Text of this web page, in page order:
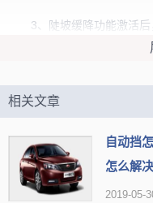
3、陡坡缓降功能激活
度的控制范围为2~30km/h
相关文章
自动挡
怎么解决
2019-05-